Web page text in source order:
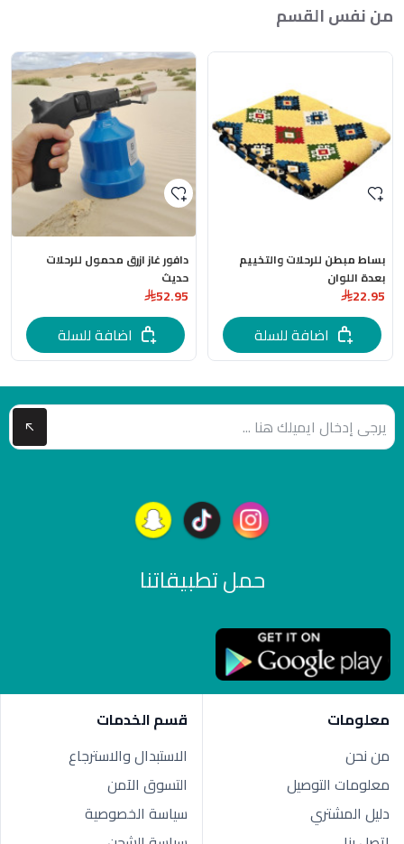
من نفس القسم
بساط مبطن للرحلات والتخييم
بعدة اللوان
22.95
اضافة للسلة
دافور غاز ازرق محمول للرحلات
حديث
52.95
اضافة للسلة
حمل تطبيقاتنا
معلومات
من نحن
معلومات التوصيل
دليل المشتري
قسم الخدمات
الاستبدال والاسترجاع
التسوق الآمن
سياسة الخصوصية